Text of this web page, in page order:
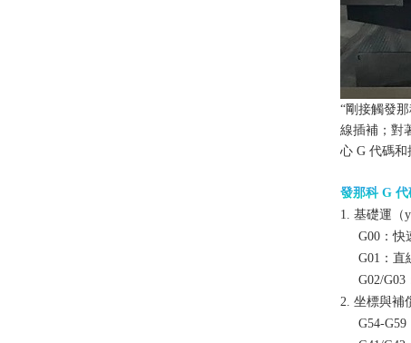
“剛接觸發
線插補；對
心 G 代碼和
發那科 G
1. 基礎運（
G00：快
G01 ：
G02/G03
2. 坐標與補
G54-